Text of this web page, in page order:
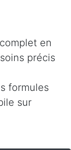
en
précis
formules
sur